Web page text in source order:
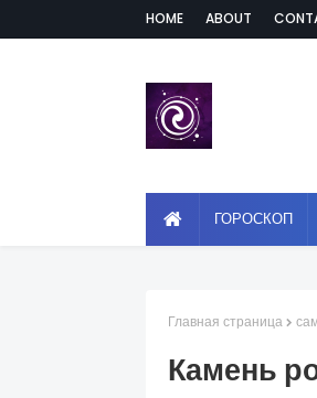
HOME ABOUT
ГОРОСКОП
Главная страница
Камень